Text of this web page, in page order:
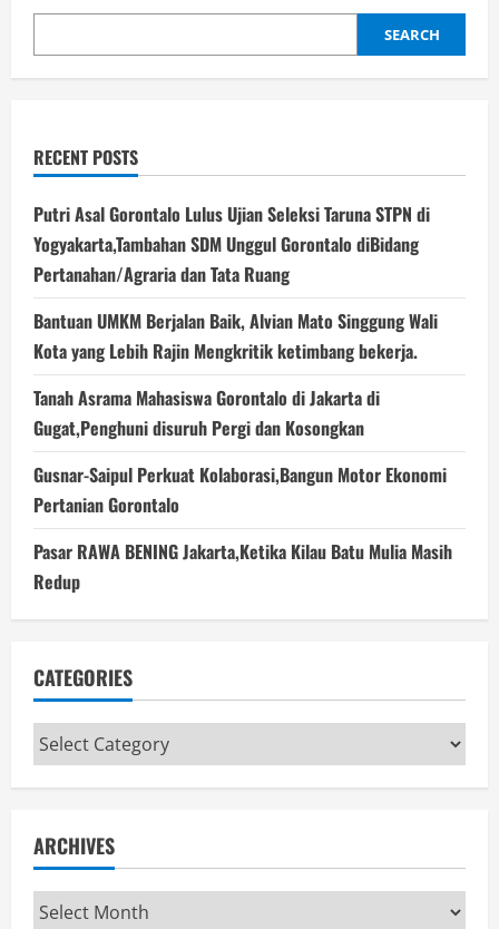
Dapat
Ribu
Bibit
Hektar
Kelapa
Kementan
SEARCH
RECENT POSTS
Putri Asal Gorontalo Lulus Ujian Seleksi Taruna STPN di
Yogyakarta,Tambahan SDM Unggul Gorontalo diBidang
Pertanahan/Agraria dan Tata Ruang
Bantuan UMKM Berjalan Baik, Alvian Mato Singgung Wali
Kota yang Lebih Rajin Mengkritik ketimbang bekerja.
Tanah Asrama Mahasiswa Gorontalo di Jakarta di
Gugat,Penghuni disuruh Pergi dan Kosongkan
Gusnar-Saipul Perkuat Kolaborasi,Bangun Motor Ekonomi
Pertanian Gorontalo
Pasar RAWA BENING Jakarta,Ketika Kilau Batu Mulia Masih
Redup
CATEGORIES
Categories
ARCHIVES
Archives